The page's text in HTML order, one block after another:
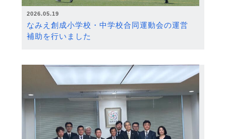
2026.05.19
なみえ創成小学校・中学校合同運動会の運営
補助を行いました